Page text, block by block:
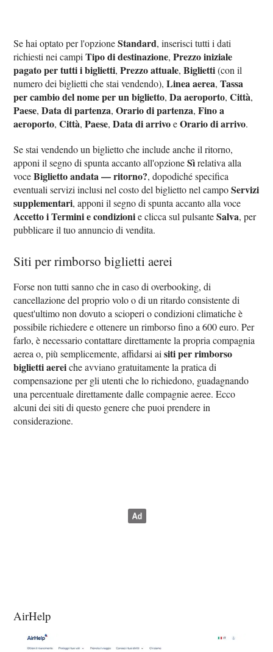
Se hai optato per l'opzioneStandard, inserisci tutti i dati
richiesti nei campiTipo di destinazione,Prezzo iniziale
pagato per tutti i biglietti,Prezzo attuale,Biglietti(con il
numero dei biglietti che stai vendendo),Linea aerea,Tassa
per cambio del nome per un biglietto,Da aeroporto,Città,
Paese,Data di partenza,Orario di partenza,Fino a
aeroporto,Città,Paese,Data di arrivoeOrario di arrivo.
Se stai vendendo un biglietto che include anche il ritorno,
apponi il segno di spunta accanto all'opzioneSìrelativa alla
voceBiglietto andata — ritorno?, dopodiché specifica
eventuali servizi inclusi nel costo del biglietto nel campoServizi
supplementari, apponi il segno di spunta accanto alla voce
Accetto i Termini e condizionie clicca sul pulsanteSalva, per
pubblicare il tuo annuncio di vendita.
Siti per rimborso biglietti aerei
Forse non tutti sanno che in caso di overbooking, di
cancellazione del proprio volo o di un ritardo consistente di
quest'ultimo non dovuto a scioperi o condizioni climatiche è
possibile richiedere e ottenere un rimborso fino a 600 euro. Per
farlo, è necessario contattare direttamente la propria compagnia
aerea o, più semplicemente, affidarsi aisiti per rimborso
biglietti aereiche avviano gratuitamente la pratica di
compensazione per gli utenti che lo richiedono, guadagnando
una percentuale direttamente dalle compagnie aeree. Ecco
alcuni dei siti di questo genere che puoi prendere in
considerazione.
AirHelp